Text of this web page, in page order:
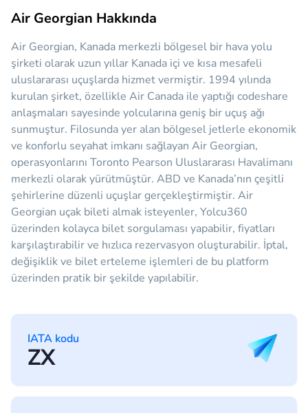
Air Georgian Hakkında
Air Georgian, Kanada merkezli bölgesel bir hava yolu
şirketi olarak uzun yıllar Kanada içi ve kısa mesafeli
uluslararası uçuşlarda hizmet vermiştir. 1994 yılında
kurulan şirket, özellikle Air Canada ile yaptığı codeshare
anlaşmaları sayesinde yolcularına geniş bir uçuş ağı
sunmuştur. Filosunda yer alan bölgesel jetlerle ekonomik
ve konforlu seyahat imkanı sağlayan Air Georgian,
operasyonlarını Toronto Pearson Uluslararası Havalimanı
merkezli olarak yürütmüştür. ABD ve Kanada’nın çeşitli
şehirlerine düzenli uçuşlar gerçekleştirmiştir. Air
Georgian uçak bileti almak isteyenler, Yolcu360
üzerinden kolayca bilet sorgulaması yapabilir, fiyatları
karşılaştırabilir ve hızlıca rezervasyon oluşturabilir. İptal,
değişiklik ve bilet erteleme işlemleri de bu platform
üzerinden pratik bir şekilde yapılabilir.
IATA kodu
ZX